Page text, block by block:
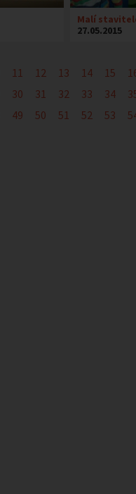
Malí
27.05.2015
11 12 13 14 15
30 31 32 33 34
49 50 51 52 53